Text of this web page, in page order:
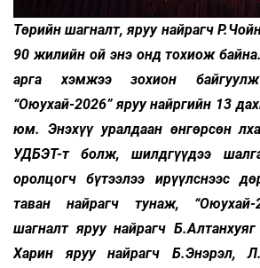
Төрийн шагналт, яруу найрагч
90 жилийн ой энэ онд тохиож
арга хэмжээ зохион
“Оюухай-2026” яруу найргийн 13
юм. Энэхүү уралдаан өнгөрсөн
УДБЭТ-т болж, шилдгүүдээ
оролцогч бүтээлээ ирүүлснээс
таван найрагч тунаж, “Оюухай-
шагналт яруу найрагч
Харин яруу найрагч Б.Энэрэл,